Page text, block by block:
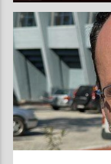
Current track
ΠΟΙΑ ΝΥΧΤΑ Σ'
2005)
ΜΙΜΗΣ ΠΛΕΣΣΑΣ